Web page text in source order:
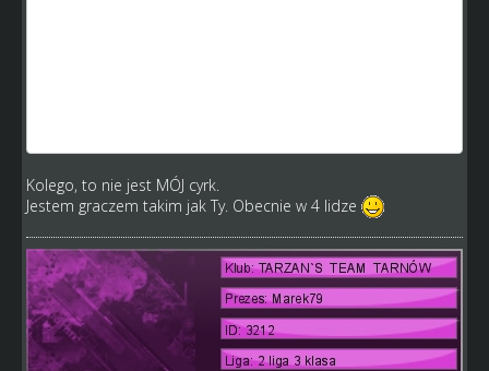
Kolego, to nie jest MÓJ cyrk.
Jestem graczem takim jak Ty. Obecnie w 4 lidze